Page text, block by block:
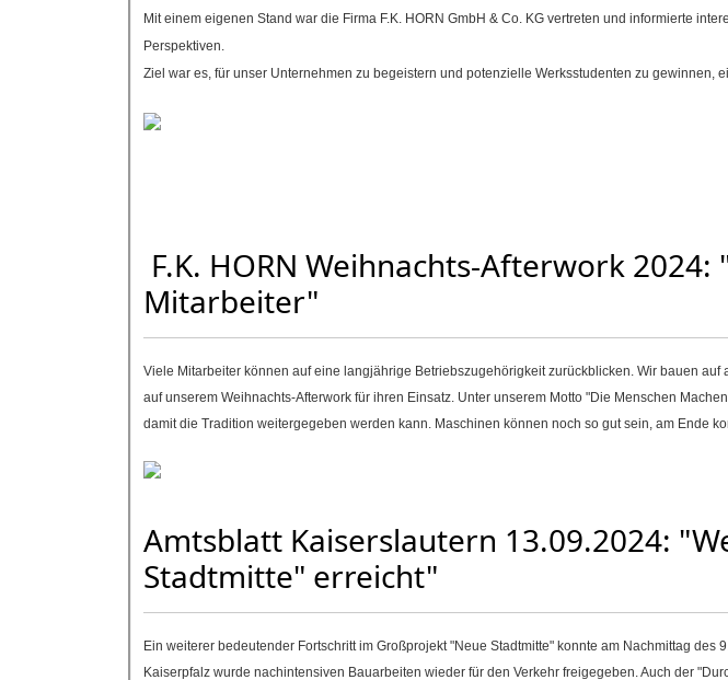
Mit einem eigenen Stand war die Firma F.K. HORN GmbH & Co. KG vertreten und informierte
Perspektiven.
Ziel war es, für unser Unternehmen zu begeistern und potenzielle Werksstudenten zu gewinnen,
F.K. HORN Weihnachts-Afterwork
Mitarbeiter"
Viele Mitarbeiter können auf eine langjährige Betriebszugehörigkeit zurückblicken. Wir bauen
auf unserem Weihnachts-Afterwork für ihren Einsatz. Unter unserem Motto "Die Menschen
damit die Tradition weitergegeben werden kann. Maschinen können noch so gut sein, am Ende
Amtsblatt Kaiserslautern 13.09.2024:
Stadtmitte" erreicht"
Ein weiterer bedeutender Fortschritt im Großprojekt "Neue Stadtmitte" konnte am Nachmittag
Kaiserpfalz wurde nachintensiven Bauarbeiten wieder für den Verkehr freigegeben. Auch der